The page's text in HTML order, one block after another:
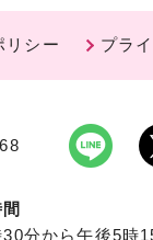
リシー プラ
分から午後5時